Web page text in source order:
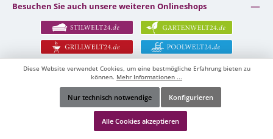
Besuchen Sie auch unsere weiteren Onlineshops
Für die Erstellung und Optimierung unserer Inhalte
setzen wir moderne KI-Technologien unterstützend ein.
Dazu gehören unter anderem Produkttexte, Bilder,
Werkzeugleiste anzeigen
Diese Website verwendet Cookies, um eine bestmögliche Erfahrung bieten zu
können. Mehr Informationen ...
Nur technisch notwendige Konfigurieren
Alle Cookies akzeptieren